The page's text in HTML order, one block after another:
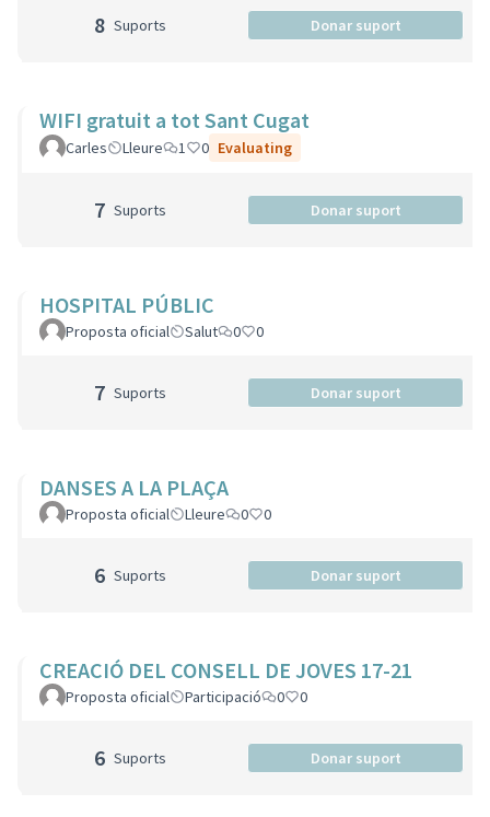
8 Suports Donar suport
WIFI gratuit a tot Sant Cugat
Carles Lleure 1 0 Evaluating
7 Suports Donar suport
HOSPITAL PÚBLIC
Proposta oficial Salut 0 0
7 Suports Donar suport
DANSES A LA PLAÇA
Proposta oficial Lleure 0 0
6 Suports Donar suport
CREACIÓ DEL CONSELL DE JOVES 17-21
Proposta oficial Participació 0 0
6 Suports Donar suport